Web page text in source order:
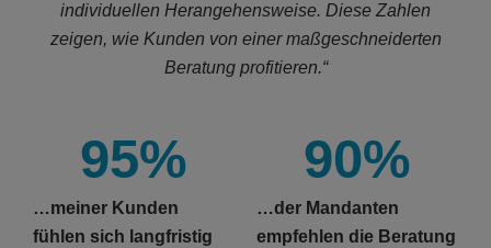
individuellen Herangehensweise. Diese Zahlen
zeigen, wie Kunden von einer maßgeschneiderten
Beratung profitieren.“
95%
…meiner Kunden
fühlen sich langfristig
90%
…der Mandanten
empfehlen die Beratung